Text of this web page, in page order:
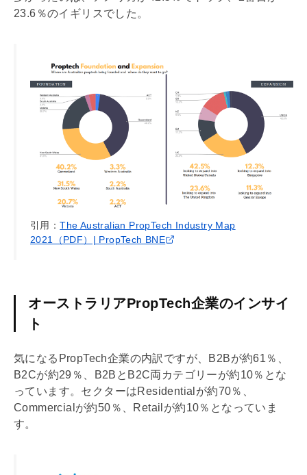
23.6％のイギリスでした。
引用：The Australian PropTech Industry Map
2021（PDF）| PropTech BNE
オーストラリアPropTech企業のインサイ
ト
気になるPropTech企業の内訳ですが、B2Bが約61％、
B2Cが約29％、B2BとB2C両カテゴリーが約10％とな
っています。セクターはResidentialが約70％、
Commercialが約50％、Retailが約10％となっていま
す。